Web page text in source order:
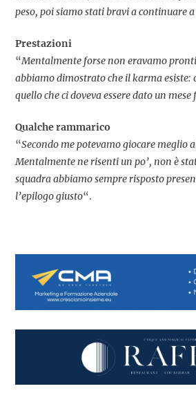
peso, poi siamo stati bravi a continuare
Prestazioni
“Mentalmente forse non eravamo
abbiamo dimostrato che il karma esiste:
quello che ci doveva essere dato un mese
Qualche rammarico
“Secondo me potevamo giocare meglio
Mentalmente ne risenti un po’, non è
squadra abbiamo sempre risposto
l’epilogo giusto“.